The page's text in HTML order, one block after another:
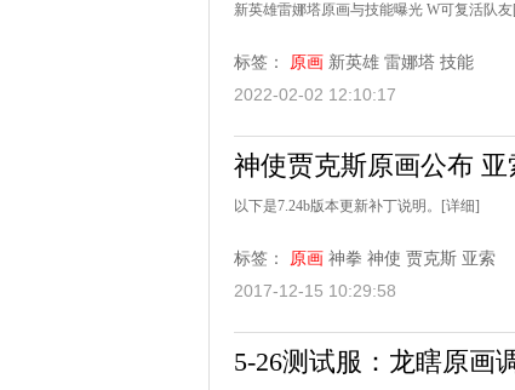
新英雄雷娜塔原画与技能曝光 W可复活队友
标签： 原画 新英雄 雷娜塔 技能
2022-02-02 12:10:17
神使贾克斯原画公布
以下是7.24b版本更新补丁说明。 [详细]
标签： 原画 神拳 神使 贾克斯 亚索
2017-12-15 10:29:58
5-26测试服：龙瞎原画